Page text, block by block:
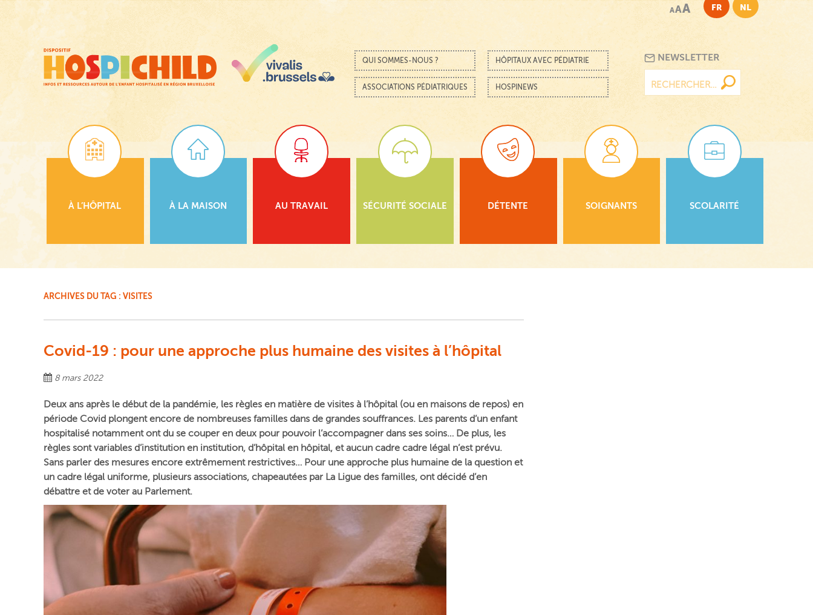
principal
AAA FR NL
Menu
Passer au contenu
QUI SOMMES-NOUS ? HÔPITAUX AVEC PÉDIATRIE
ASSOCIATIONS PÉDIATRIQUES HOSPINEWS
NEWSLETTER
À L’HÔPITAL À LA MAISON AU TRAVAIL SÉCURITÉ SOCIALE DÉTENTE SOIGNANTS SCOLARITÉ
ARCHIVES DU TAG : VISITES
Covid-19 : pour une approche plus humaine des visites à l’hôpital
8 mars 2022
Deux ans après le début de la pandémie, les règles en matière de visites à l’hôpital (ou en maisons de repos) en
période Covid plongent encore de nombreuses familles dans de grandes souffrances. Les parents d’un enfant
hospitalisé notamment ont du se couper en deux pour pouvoir l’accompagner dans ses soins… De plus, les
règles sont variables d’institution en institution, d’hôpital en hôpital, et aucun cadre cadre légal n’est prévu.
Sans parler des mesures encore extrêmement restrictives… Pour une approche plus humaine de la question et
un cadre légal uniforme, plusieurs associations, chapeautées par La Ligue des familles, ont décidé d’en
débattre et de voter au Parlement.